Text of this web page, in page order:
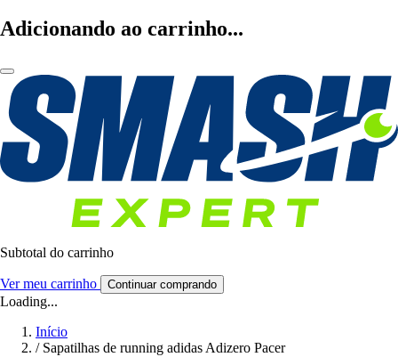
Adicionando ao carrinho...
Subtotal do carrinho
Ver meu carrinho Continuar comprando
Loading...
Início
/ Sapatilhas de running adidas Adizero Pacer